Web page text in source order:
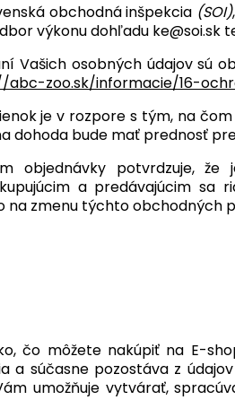
obchodná inšpekcia (SOI)
výkonu dohľadu ke@soi.sk
Vašich osobných údajov sú
abc-zoo.sk/informacie/16-
je v rozpore s tým, na
dohoda bude mať prednosť
objednávky potvrdzuje,
a predávajúcim sa
na zmenu týchto obchodných
čo môžete nakúpiť na E-
a súčasne pozostáva z
umožňuje vytvárať,